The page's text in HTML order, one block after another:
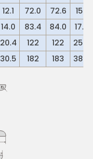
12.1 72.0 72.6
15.12
14.0 83.4 84.0
17.52
20.4 122 122
30.5 182 183